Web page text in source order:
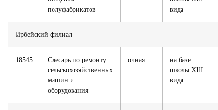
полуфабрикатов
вида
Ирбейский филиал
18545
Слесарь по ремонту
сельскохозяйственных
машин и
оборудования
очная
на базе
школы XIII
вида